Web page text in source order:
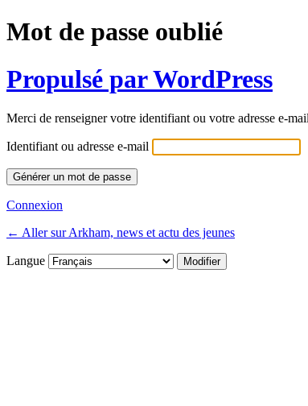
Mot de passe oublié
Propulsé par WordPress
Merci de renseigner votre identifiant ou votre adresse e-
Identifiant ou adresse e-mail
Connexion
← Aller sur Arkham, news et actu des jeunes
Langue